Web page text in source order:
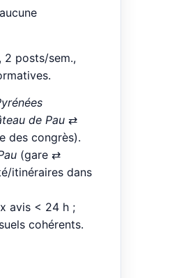
2 posts/sem.,
de Pau ⇄
des congrès).
(gare ⇄
itinéraires dans
avis < 24 h ;
cohérents.